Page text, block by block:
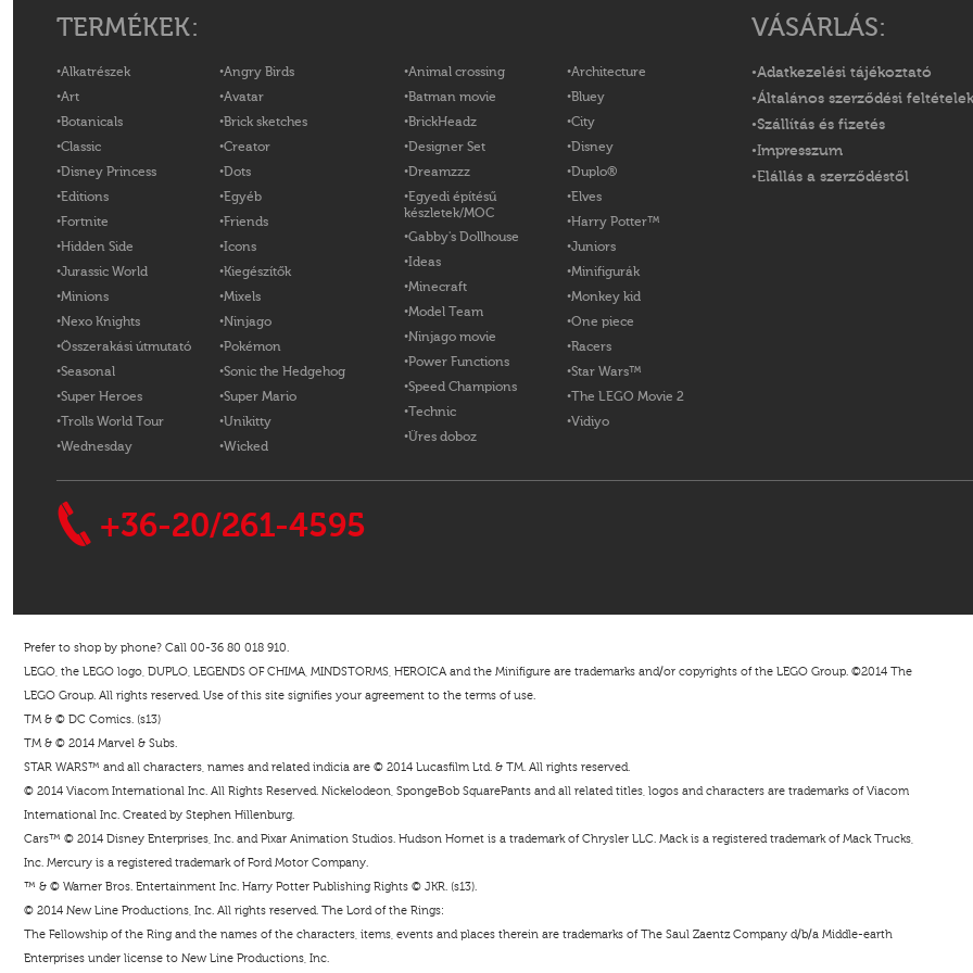
TERMÉKEK:
Alkatrészek
Art
Botanicals
Classic
Disney Princess
Editions
Fortnite
Hidden Side
Jurassic World
Minions
Nexo Knights
Összerakási útmutató
Seasonal
Super Heroes
Trolls World Tour
Wednesday
Angry Birds
Avatar
Brick sketches
Creator
Dots
Egyéb
Friends
Icons
Kiegészítők
Mixels
Ninjago
Pokémon
Sonic the Hedgehog
Super Mario
Unikitty
Wicked
Animal crossing
Batman movie
BrickHeadz
Designer Set
Dreamzzz
Egyedi építésű
készletek/MOC
Gabby's Dollhouse
Ideas
Minecraft
Model Team
Ninjago movie
Power Functions
Speed Champions
Technic
Üres doboz
Architecture
Bluey
City
Disney
Duplo®
Elves
Harry Potter™
Juniors
Minifigurák
Monkey kid
One piece
Racers
Star Wars™
The LEGO Movie 2
Vidiyo
VÁSÁRLÁS:
Adatkezelési tájékoztató
Általános szerződési feltételek
Szállítás és fizetés
Impresszum
Elállás a szerződéstől
+36-20/261-4595
Prefer to shop by phone? Call 00-36 80 018 910.
LEGO, the LEGO logo, DUPLO, LEGENDS OF CHIMA, MINDSTORMS, HEROICA and the Minifigure are trademarks and/or copyrights of the LEGO Group. ©2014 The
LEGO Group. All rights reserved. Use of this site signifies your agreement to the terms of use.
TM & © DC Comics. (s13)
TM & © 2014 Marvel & Subs.
STAR WARS™ and all characters, names and related indicia are © 2014 Lucasfilm Ltd. & TM. All rights reserved.
© 2014 Viacom International Inc. All Rights Reserved. Nickelodeon, SpongeBob SquarePants and all related titles, logos and characters are trademarks of Viacom
International Inc. Created by Stephen Hillenburg.
Cars™ © 2014 Disney Enterprises, Inc. and Pixar Animation Studios. Hudson Hornet is a trademark of Chrysler LLC. Mack is a registered trademark of Mack Trucks,
Inc. Mercury is a registered trademark of Ford Motor Company.
™ & © Warner Bros. Entertainment Inc. Harry Potter Publishing Rights © JKR. (s13).
© 2014 New Line Productions, Inc. All rights reserved. The Lord of the Rings:
The Fellowship of the Ring and the names of the characters, items, events and places therein are trademarks of The Saul Zaentz Company d/b/a Middle-earth
Enterprises under license to New Line Productions, Inc.